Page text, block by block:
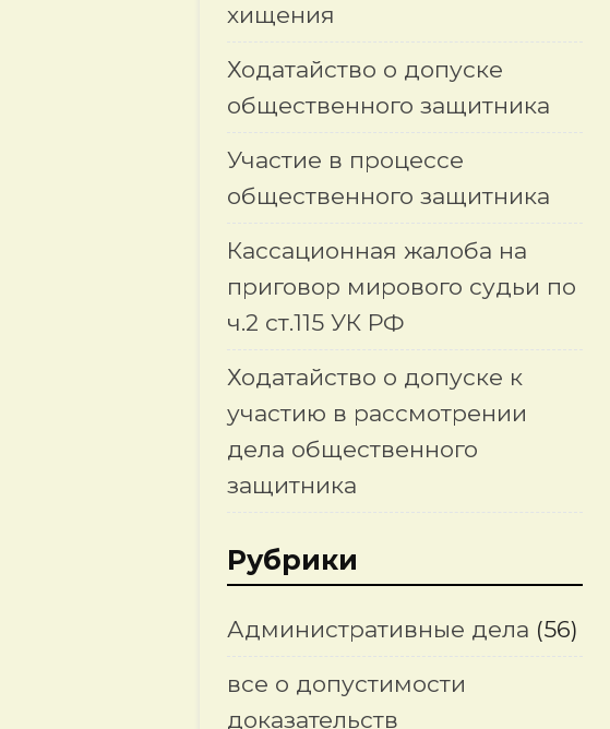
хищения
Ходатайство о допуске
общественного защитника
Участие в процессе
общественного защитника
Кассационная жалоба на
приговор мирового судьи по
ч.2 ст.115 УК РФ
Ходатайство о допуске к
участию в рассмотрении
дела общественного
защитника
Рубрики
Административные дела (56)
все о допустимости
доказательств